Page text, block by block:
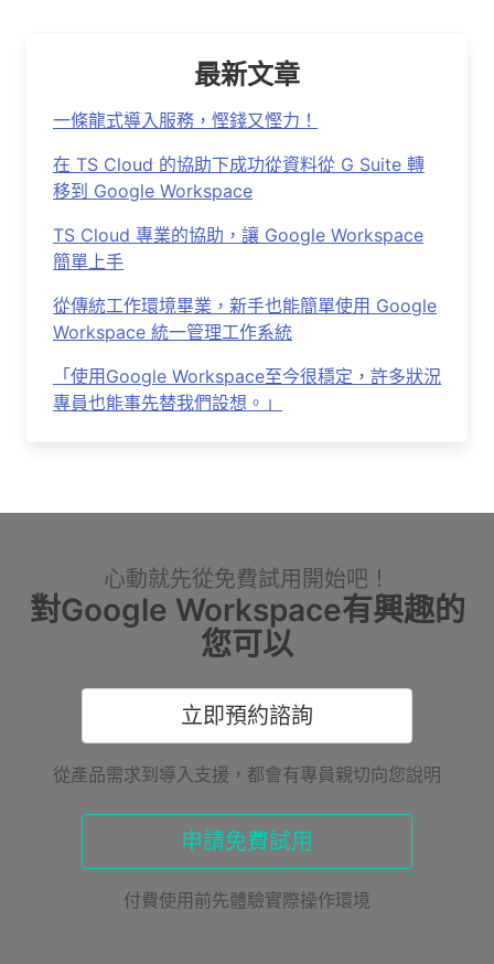
最新文章
一條龍式導入服務，慳錢又慳力！
在 TS Cloud 的協助下成功從資料從 G Suite 轉
移到 Google Workspace
TS Cloud 專業的協助，讓 Google Workspace
簡單上手
從傳統工作環境畢業，新手也能簡單使用 Google
Workspace 統一管理工作系統
「使用Google Workspace至今很穩定，許多狀況
專員也能事先替我們設想。」
心動就先從免費試用開始吧！
對Google Workspace有興趣的
您可以
立即預約諮詢
從產品需求到導入支援，都會有專員親切向您說明
申請免費試用
付費使用前先體驗實際操作環境